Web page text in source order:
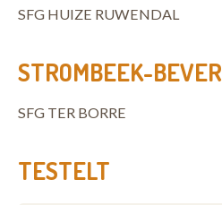
SFG HUIZE RUWENDAL
STROMBEEK-BEVER
SFG TER BORRE
TESTELT